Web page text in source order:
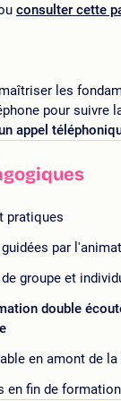
consulter cette
les
pour suivre
appel
pratiques
par
groupe et
double
en amont de
en fin de formation